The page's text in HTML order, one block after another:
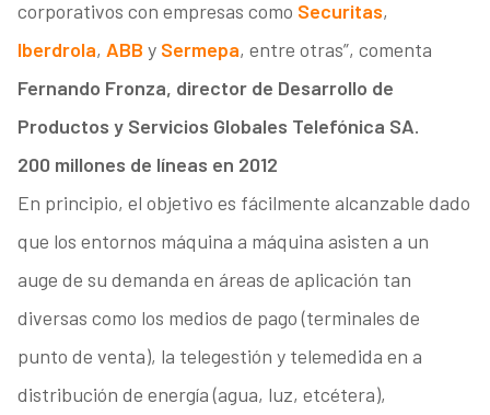
corporativos con empresas como Securitas,
Iberdrola, ABB y Sermepa, entre otras”, comenta
Fernando Fronza, director de Desarrollo de
Productos y Servicios Globales Telefónica SA.
200 millones de líneas en 2012
En principio, el objetivo es fácilmente alcanzable dado
que los entornos máquina a máquina asisten a un
auge de su demanda en áreas de aplicación tan
diversas como los medios de pago (terminales de
punto de venta), la telegestión y telemedida en a
distribución de energía (agua, luz, etcétera),